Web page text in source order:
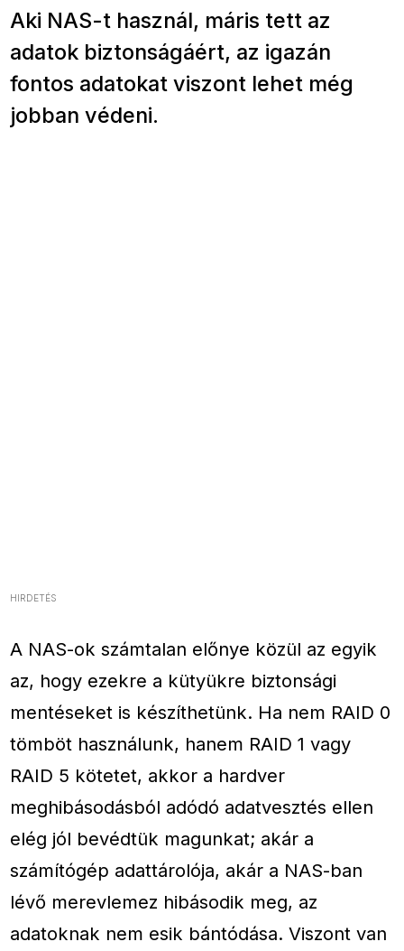
Aki NAS-t használ, máris tett az
adatok biztonságáért, az igazán
fontos adatokat viszont lehet még
jobban védeni.
HIRDETÉS
A NAS-ok számtalan előnye közül az egyik
az, hogy ezekre a kütyükre biztonsági
mentéseket is készíthetünk. Ha nem RAID 0
tömböt használunk, hanem RAID 1 vagy
RAID 5 kötetet, akkor a hardver
meghibásodásból adódó adatvesztés ellen
elég jól bevédtük magunkat; akár a
számítógép adattárolója, akár a NAS-ban
lévő merevlemez hibásodik meg, az
adatoknak nem esik bántódása. Viszont van